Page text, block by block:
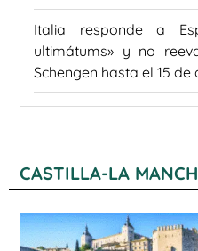
Italia responde a
ultimátums» y no
Schengen hasta el 15 de
CASTILLA-LA